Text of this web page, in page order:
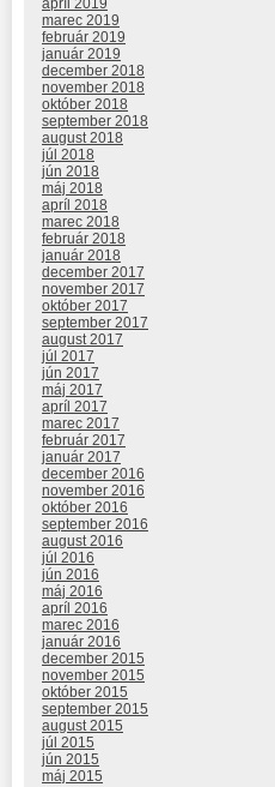
apríl 2019
marec 2019
február 2019
január 2019
december 2018
november 2018
október 2018
september 2018
august 2018
júl 2018
jún 2018
máj 2018
apríl 2018
marec 2018
február 2018
január 2018
december 2017
november 2017
október 2017
september 2017
august 2017
júl 2017
jún 2017
máj 2017
apríl 2017
marec 2017
február 2017
január 2017
december 2016
november 2016
október 2016
september 2016
august 2016
júl 2016
jún 2016
máj 2016
apríl 2016
marec 2016
január 2016
december 2015
november 2015
október 2015
september 2015
august 2015
júl 2015
jún 2015
máj 2015